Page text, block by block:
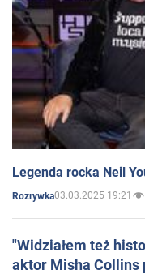
Legenda rocka Neil
Rozrywka03.03.2025 19:21
"Widziałem też
aktor Misha Collins